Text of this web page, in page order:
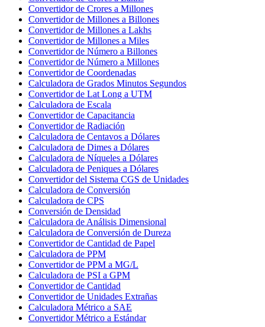
Convertidor de Crores a Millones
Convertidor de Millones a Billones
Convertidor de Millones a Lakhs
Convertidor de Millones a Miles
Convertidor de Número a Billones
Convertidor de Número a Millones
Convertidor de Coordenadas
Calculadora de Grados Minutos Segundos
Convertidor de Lat Long a UTM
Calculadora de Escala
Convertidor de Capacitancia
Convertidor de Radiación
Calculadora de Centavos a Dólares
Calculadora de Dimes a Dólares
Calculadora de Níqueles a Dólares
Calculadora de Peniques a Dólares
Convertidor del Sistema CGS de Unidades
Calculadora de Conversión
Calculadora de CPS
Conversión de Densidad
Calculadora de Análisis Dimensional
Calculadora de Conversión de Dureza
Convertidor de Cantidad de Papel
Calculadora de PPM
Convertidor de PPM a MG/L
Calculadora de PSI a GPM
Convertidor de Cantidad
Convertidor de Unidades Extrañas
Calculadora Métrico a SAE
Convertidor Métrico a Estándar